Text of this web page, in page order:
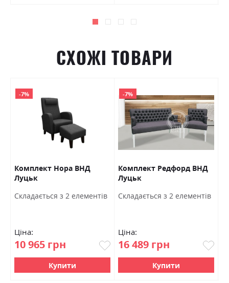
СХОЖІ ТОВАРИ
-7%
Комплект Нора ВНД
Луцьк
Cкладається з 2 елементів
Ціна:
10 965 грн
Купити
-7%
Комплект Редфорд ВНД
Луцьк
Cкладається з 2 елементів
Ціна:
16 489 грн
Купити